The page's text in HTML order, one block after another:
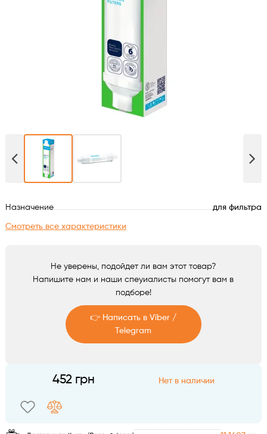
Варочные поверхности
Микроволновые печи
Стиральные машины
Сушильные машины
Холодильное оборудование
Аксессуары
Назначение для фильтра
Смотреть все характеристики
Не уверены, подойдет ли вам этот товар?
Напишите нам и наши спеуиалисты помогут вам в
подборе!
👉 Написать в Viber /
Telegram
452 грн Нет в наличии